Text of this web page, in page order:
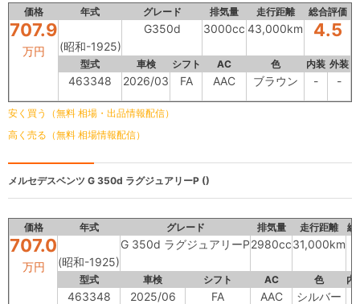
価格 年式 グレード 排気量 走行距離 総合評価
707.9
万円 (昭和-1925)
G350d 3000cc 43,000km 4.5
型式 車検 シフト AC 色 内装 外装
463348 2026/03 FA AAC ブラウン - -
安く買う（無料 相場・出品情報配信）
高く売る（無料 相場情報配信）
メルセデスベンツ G 350d ラグジュアリーP ()
価格 年式 グレード 排気量 走行距離 総
707.0
万円 (昭和-1925)
G 350d ラグジュアリーP2980cc31,000km
型式 車検 シフト AC 色 内
463348 2025/06 FA AAC シルバー